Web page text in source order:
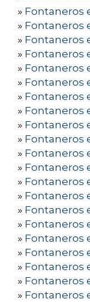
» Fontaneros
» Fontaneros
» Fontaneros
» Fontaneros
» Fontaneros
» Fontaneros
» Fontaneros
» Fontaneros
» Fontaneros
» Fontaneros
» Fontaneros
» Fontaneros
» Fontaneros
» Fontaneros
» Fontaneros
» Fontaneros
» Fontaneros
» Fontaneros
» Fontaneros
» Fontaneros
» Fontaneros